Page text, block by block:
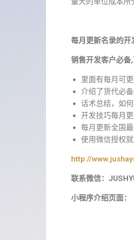
每月更新名录的开
销售开发客户必备
里面有每月可
介绍了货代必
话术总结，如
开发技巧每月
每月更新全国最
使用微信授权
http://
联系微信：
小程序介绍页面：